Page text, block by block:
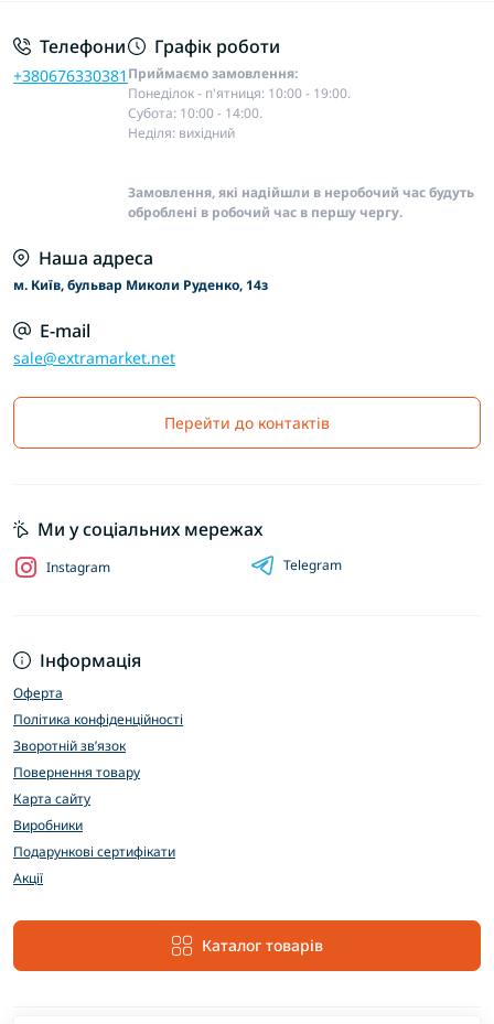
Телефони
+380676330381
Графік роботи
Приймаємо замовлення:
Понеділок - п'ятниця: 10:00 - 19:00.
Субота: 10:00 - 14:00.
Неділя: вихідний
Замовлення, які надійшли в неробочий час будуть
оброблені в робочий час в першу чергу.
Наша адреса
м. Київ, бульвар Миколи Руденко, 14з
E-mail
sale@extramarket.net
Перейти до контактів
Інформація
Оферта
Політика конфіденційності
Зворотній зв’язок
Повернення товару
Карта сайту
Виробники
Подарункові сертифікати
Акції
Каталог товарів
Ми у соціальних мережах
Instagram Telegram